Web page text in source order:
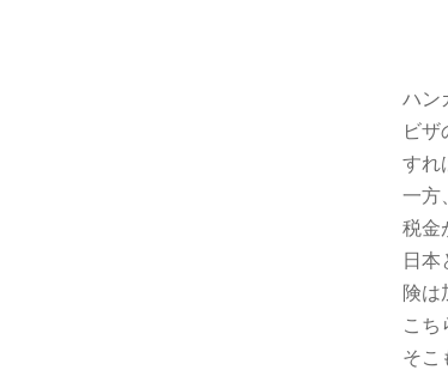
ハン
ビ
すれ
一方
税金
日
険は
こち
そこ